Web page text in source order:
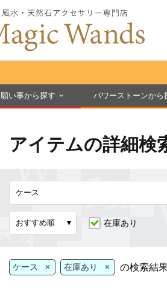
願い事から探す パワーストーンから
アイテムの詳細検
在庫あり
ケース × 在庫あり × の検索結